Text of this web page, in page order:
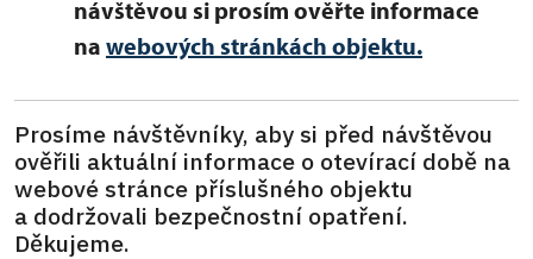
návštěvou si prosím ověřte informace
na webových stránkách objektu.
Prosíme návštěvníky, aby si před návštěvou
ověřili aktuální informace o otevírací době na
webové stránce příslušného objektu
a dodržovali bezpečnostní opatření.
Děkujeme.